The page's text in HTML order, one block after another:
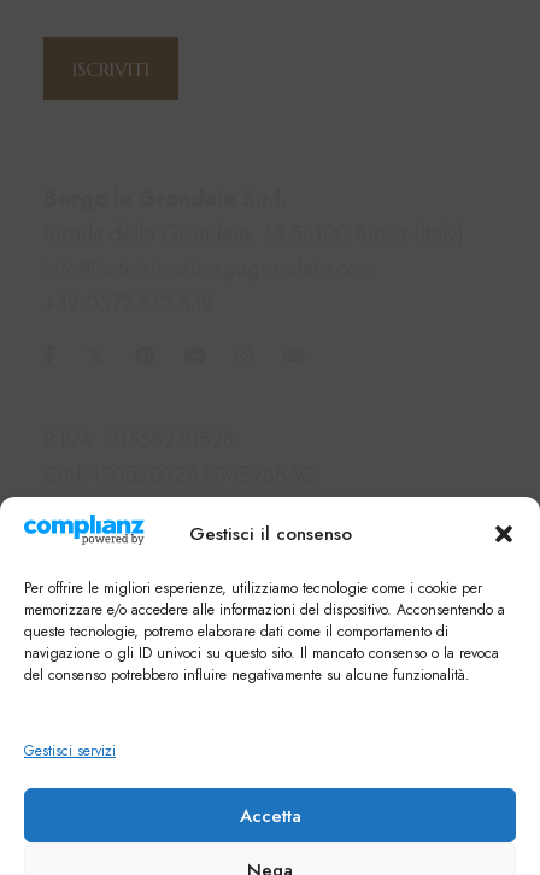
Gestisci il consenso
Per offrire le migliori esperienze, utilizziamo tecnologie come i cookie per
memorizzare e/o accedere alle informazioni del dispositivo. Acconsentendo a
queste tecnologie, potremo elaborare dati come il comportamento di
navigazione o gli ID univoci su questo sito. Il mancato consenso o la revoca
del consenso potrebbero influire negativamente su alcune funzionalità.
Gestisci servizi
Accetta
Nega
ISCRIVITI
SDI: M5UXCR1
PEC: borgolegrondaie@pec.it
Link Utili
Hotel e Appartamenti
Servizi
FAQ